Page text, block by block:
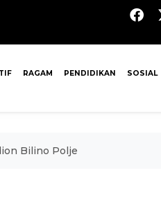
RAGAM PENDIDIKAN SOSIAL
Bilino Polje